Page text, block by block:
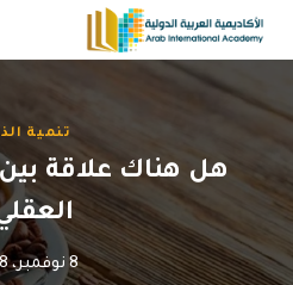
التجاوز
المحتوى
تنمية
هل هناك علاقة بين
8 نوفمبر، 2018